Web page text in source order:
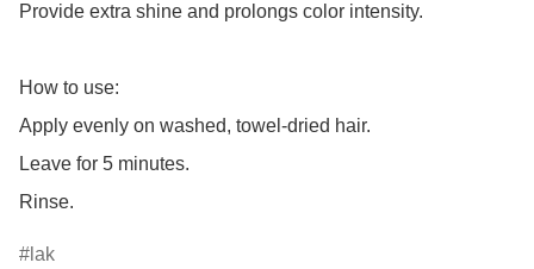
Provide extra shine and prolongs color intensity.
How to use:
Apply evenly on washed, towel-dried hair.
Leave for 5 minutes.
Rinse.
lak